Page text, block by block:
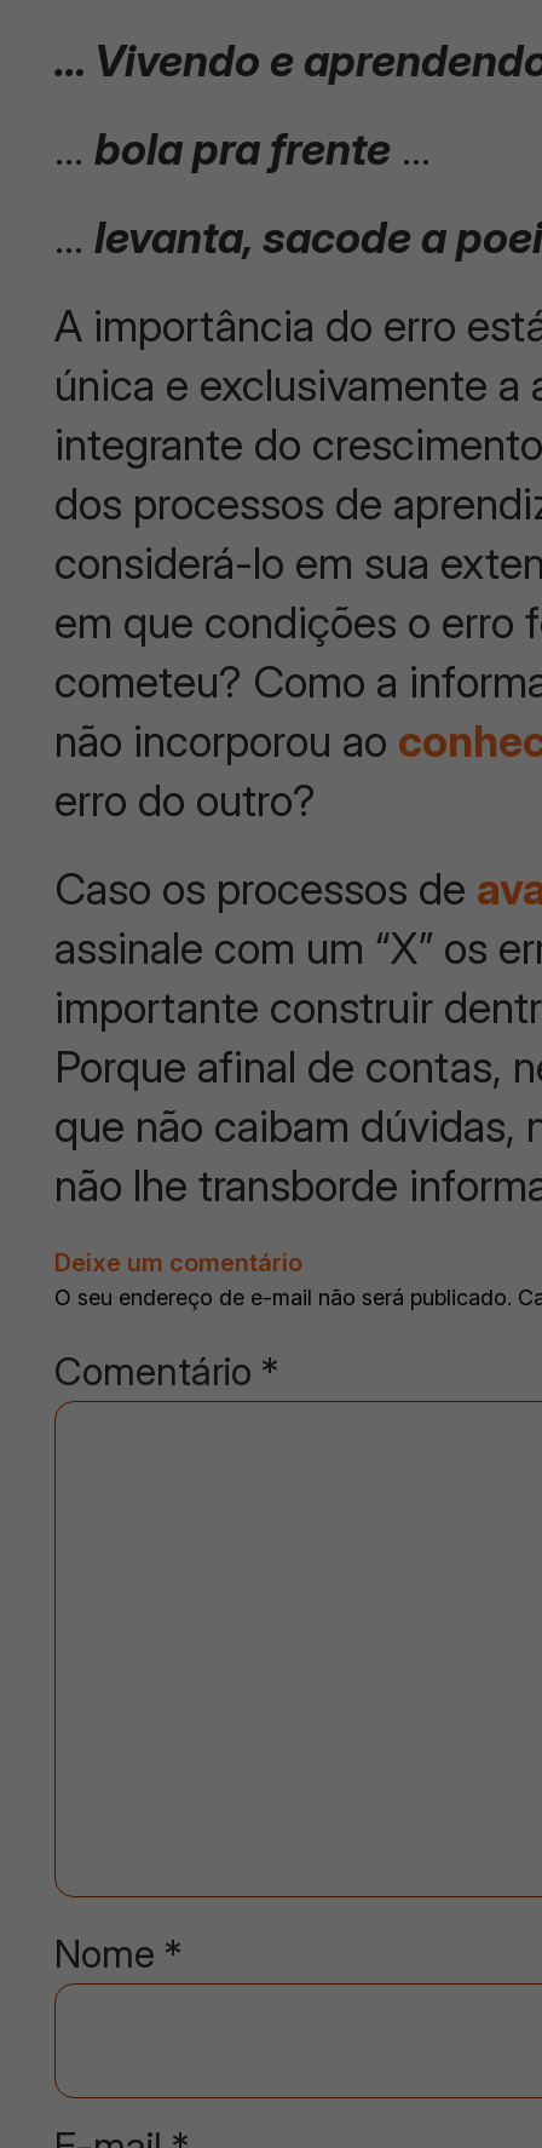
… Vivendo e
…bola pra frente …
…levanta, sacode a
A importância do erro
única e exclusivamente
integrante do
dos processos de
considerá-lo em sua
em que condições o erro
cometeu? Como a
não incorporou ao
erro do outro?
Caso os processos de
assinale com um “X” os
importante construir
Porque afinal de contas,
que não caibam dúvidas,
não lhe transborde
Deixe um comentário
O seu endereço de e-mail não será publicado.
Comentário *
Nome *